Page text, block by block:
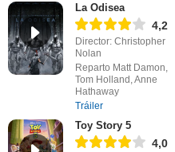
La Odisea
4,2
Director: Christopher
Nolan
Reparto Matt Damon,
Tom Holland, Anne
Hathaway
Tráiler
Toy Story 5
4,0